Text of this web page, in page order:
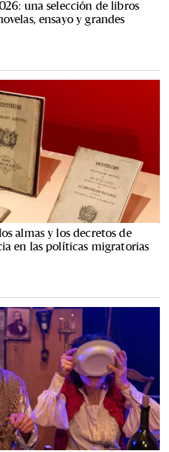
una selección de libros
ensayo y grandes
almas y los decretos de
en las políticas migratorias